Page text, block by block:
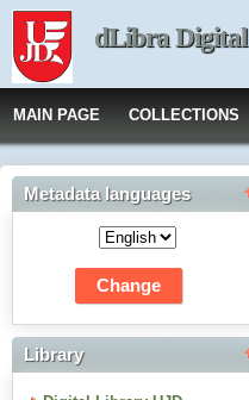
dLibra
MAIN PAGE COLLECTIONS
Metadata languages
Library